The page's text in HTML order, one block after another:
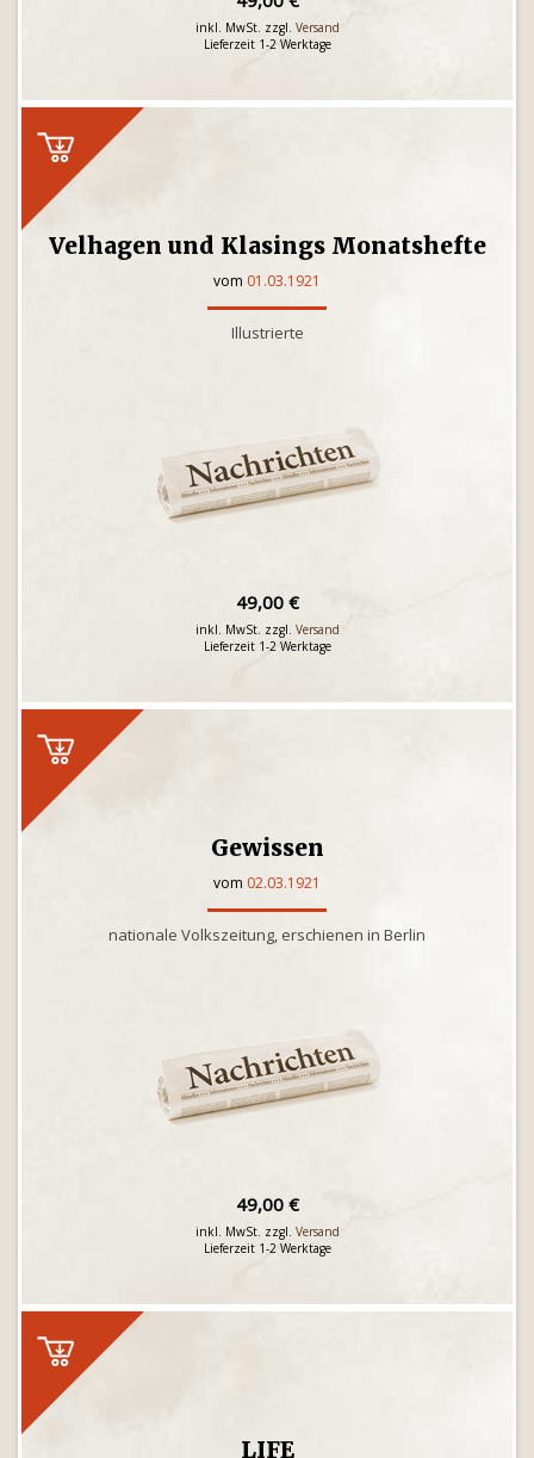
inkl. MwSt. zzgl. Versand
Lieferzeit 1-2 Werktage
Velhagen und Klasings Monatshefte
vom 01.03.1921
Illustrierte
49,00 €
inkl. MwSt. zzgl. Versand
Lieferzeit 1-2 Werktage
Gewissen
vom 02.03.1921
nationale Volkszeitung, erschienen in Berlin
49,00 €
inkl. MwSt. zzgl. Versand
Lieferzeit 1-2 Werktage
LIFE